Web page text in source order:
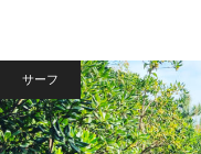
サーフ